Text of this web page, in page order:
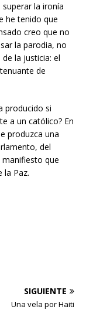
la ironía
he tenido que
creo que no
la parodia, no
la justicia: el
de
producido si
a un católico? En
produzca una
del
manifiesto que
la Paz.
SIGUIENTE
Una vela por Haiti